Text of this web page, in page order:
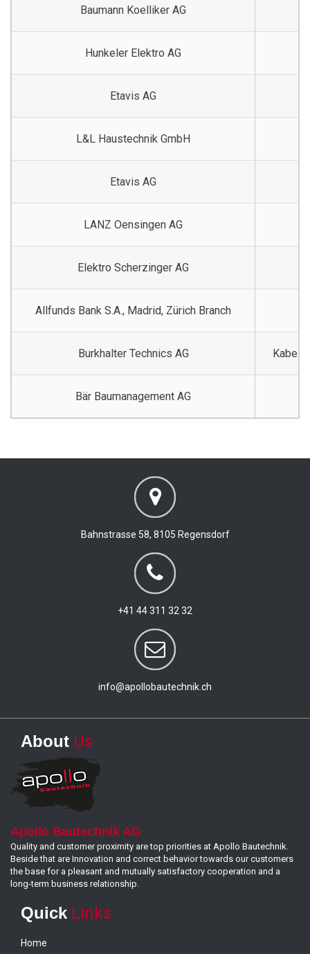
Baumann Koelliker AG
Hunkeler Elektro AG
Etavis AG
L&L Haustechnik GmbH
Etavis AG
LANZ Oensingen AG
Elektro Scherzinger AG
Allfunds Bank S.A., Madrid, Zürich Branch
Burkhalter Technics AG
Bär Baumanagement AG
Bahnstrasse 58, 8105 Regensdorf
+41 44 311 32 32
info@apollobautechnik.ch
About Us
Apollo Bautechnik AG
Quality and customer proximity are top priorities at Apollo Bautechnik.
Beside that are Innovation and correct behavior towards our customers
the base for a pleasant and mutually satisfactory cooperation and a
long-term business relationship.
Quick Links
Home